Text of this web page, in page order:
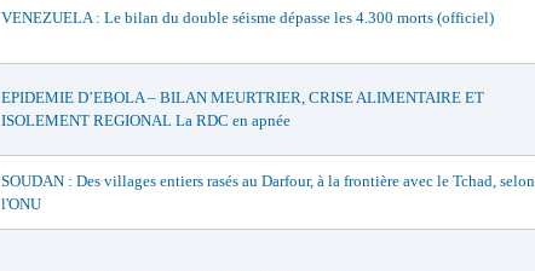
VENEZUELA : Le bilan du double séisme dépasse les 4.300 morts (officiel)
EPIDEMIE D’EBOLA – BILAN MEURTRIER, CRISE ALIMENTAIRE ET
ISOLEMENT REGIONAL La RDC en apnée
SOUDAN : Des villages entiers rasés au Darfour, à la frontière avec le Tchad, selon
l'ONU